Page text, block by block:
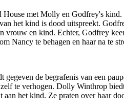
House met Molly en Godfrey's
het kind is dood uitspreekt.
vrouw en kind. Echter, Godfrey
Nancy te behagen en haar na te
de begrafenis van een
te verhogen. Dolly Winthrop
aan het kind. Ze praten over haar